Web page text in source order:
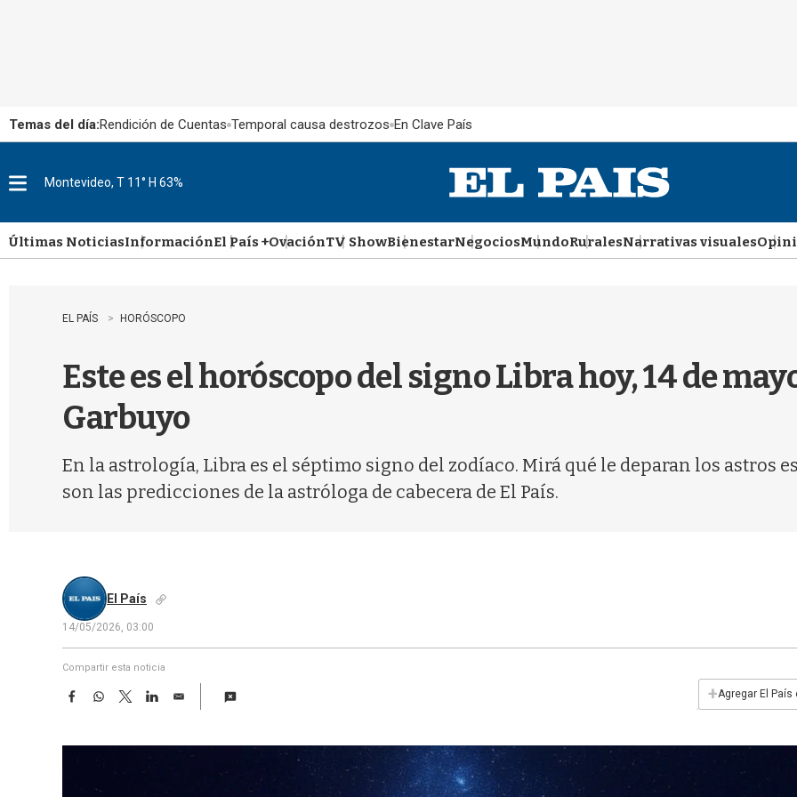
Temas del día:Rendición de Cuentas Temporal causa destrozos En Clave País
u
Montevideo, T 11° H 63%
Últimas NoticiasInformaciónEl País +OvaciónTV ShowBienestarNegociosMundoRuralesNarrativas visuales
EL PAÍS HORÓSCOPO
Este es el horóscopo del signo Libra hoy, 14 de
Garbuyo
En la astrología, Libra es el séptimo signo del zodíaco. Mirá qué le deparan los astros
son las predicciones de la astróloga de cabecera de El País.
El País
14/05/2026, 03:00
Compartir esta noticia
F
e
W
t
T
w
t
L
k
E
i
+Agregar El País